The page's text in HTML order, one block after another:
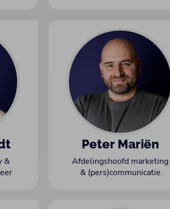
&
Peter Mariën
Afdelingshoofd marketing
& (pers)communicatie